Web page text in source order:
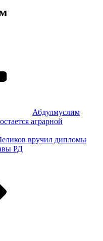
Абдулмуслим
аграрной
вручил дипломы
РД